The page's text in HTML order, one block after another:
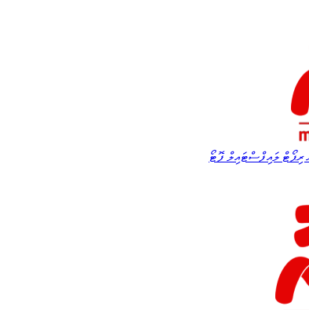
ރިޕޯޓް ލައިފްސްޓައިލް ފޮޓޯ